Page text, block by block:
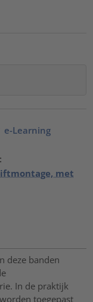
e-Learning
met
deze banden
In de praktijk
toegepast